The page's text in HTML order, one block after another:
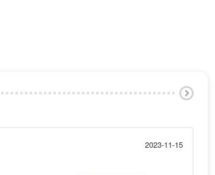
2023-11-15